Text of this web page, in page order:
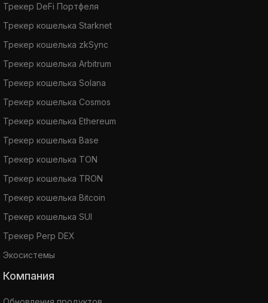
Трекер DeFi Портфеля
Трекер кошелька Starknet
Трекер кошелька zkSync
Трекер кошелька Arbitrum
Трекер кошелька Solana
Трекер кошелька Cosmos
Трекер кошелька Ethereum
Трекер кошелька Base
Трекер кошелька TON
Трекер кошелька TRON
Трекер кошелька Bitcoin
Трекер кошелька SUI
Трекер Perp DEX
Экосистемы
Компания